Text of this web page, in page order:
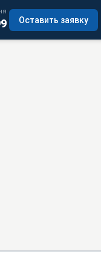
Оставить заявку